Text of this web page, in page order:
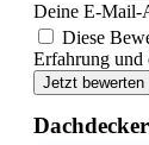
Deine E-Mail-
Diese
Erfahrung und
Jetzt bewerten